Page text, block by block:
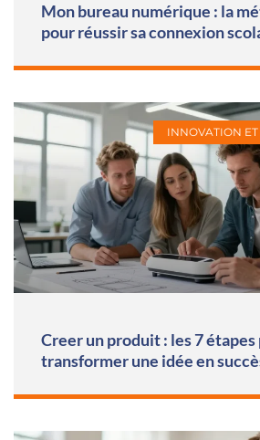
Mon bureau numérique : la
pour réussir sa connexion
INNOVATION
Creer un produit : les 7 étapes
transformer une idée en